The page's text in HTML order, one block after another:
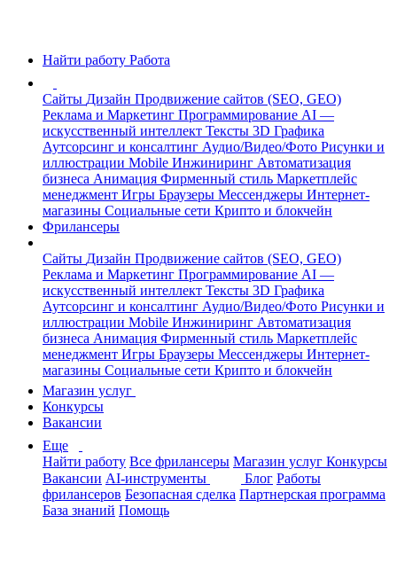
Найти работу Работа
Сайты Дизайн Продвижение сайтов (SEO, GEO)
Реклама и Маркетинг Программирование AI —
искусственный интеллект Тексты 3D Графика
Аутсорсинг и консалтинг Аудио/Видео/Фото Рисунки и
иллюстрации Mobile Инжиниринг Автоматизация
бизнеса Анимация Фирменный стиль Маркетплейс
менеджмент Игры Браузеры Мессенджеры Интернет-
магазины Социальные сети Крипто и блокчейн
Фрилансеры
Сайты Дизайн Продвижение сайтов (SEO, GEO)
Реклама и Маркетинг Программирование AI —
искусственный интеллект Тексты 3D Графика
Аутсорсинг и консалтинг Аудио/Видео/Фото Рисунки и
иллюстрации Mobile Инжиниринг Автоматизация
бизнеса Анимация Фирменный стиль Маркетплейс
менеджмент Игры Браузеры Мессенджеры Интернет-
магазины Социальные сети Крипто и блокчейн
Магазин услуг
Конкурсы
Вакансии
Еще
Найти работу Все фрилансеры Магазин услуг Конкурсы
Вакансии AI-инструменты Блог Работы
фрилансеров Безопасная сделка Партнерская программа
База знаний Помощь